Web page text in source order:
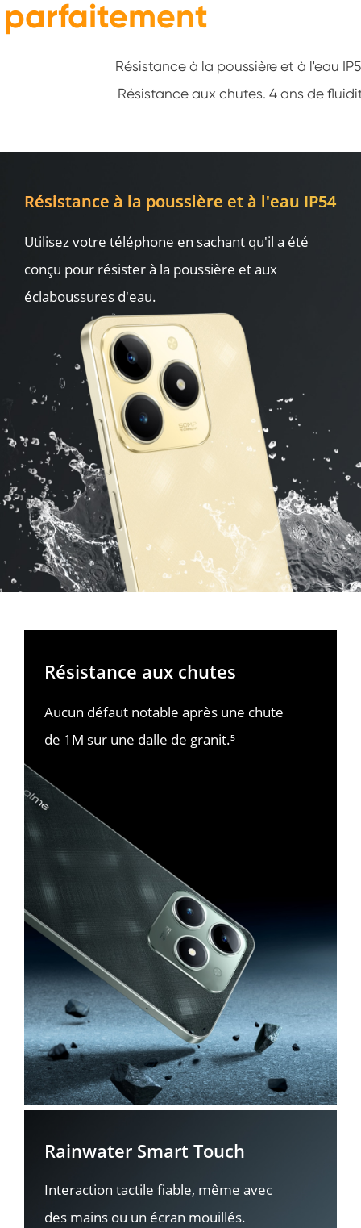
parfaitement
Résistance à la poussière et à l'eau
Résistance aux chutes. 4 ans de
Résistance à la poussière et à l'eau IP54
Utilisez votre téléphone en sachant qu'il a été
conçu pour résister à la poussière et aux
éclaboussures d'eau.
Rainwater Smart Touch
Interaction tactile fiable, même avec
des mains ou un écran mouillés.
Résistance aux chutes
Aucun défaut notable après une chute
de 1M sur une dalle de granit.⁵